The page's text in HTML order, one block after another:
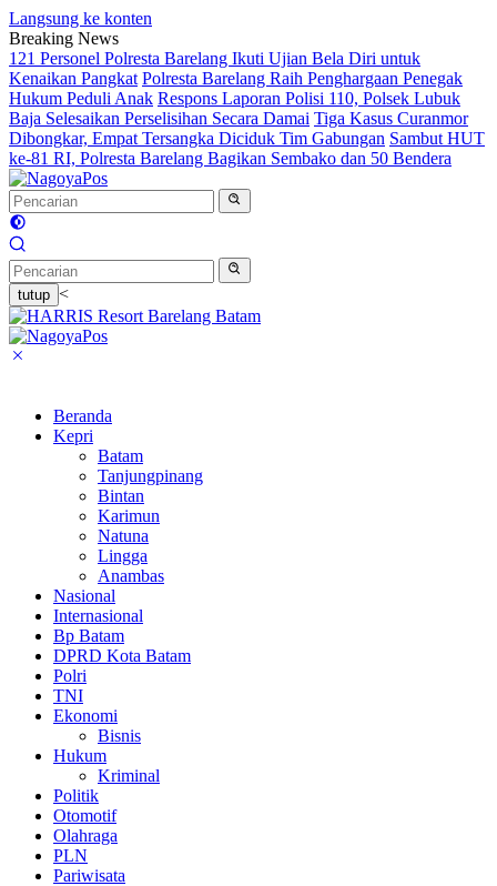
Langsung ke konten
Breaking News
121 Personel Polresta Barelang Ikuti Ujian Bela Diri untuk
Kenaikan Pangkat Polresta Barelang Raih Penghargaan Penegak
Hukum Peduli Anak Respons Laporan Polisi 110, Polsek Lubuk
Baja Selesaikan Perselisihan Secara Damai Tiga Kasus Curanmor
Dibongkar, Empat Tersangka Diciduk Tim Gabungan Sambut HUT
ke-81 RI, Polresta Barelang Bagikan Sembako dan 50 Bendera
tutup <
Beranda
Kepri
Batam
Tanjungpinang
Bintan
Karimun
Natuna
Lingga
Anambas
Nasional
Internasional
Bp Batam
DPRD Kota Batam
Polri
TNI
Ekonomi
Bisnis
Hukum
Kriminal
Politik
Otomotif
Olahraga
PLN
Pariwisata